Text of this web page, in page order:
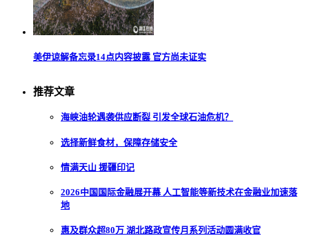
美伊谅解备忘录14点内容披露 官方尚未证实
推荐文章
海峡油轮遇袭供应断裂 引发全球石油危机？
选择新鲜食材，保障存储安全
情满天山 援疆印记
2026中国国际金融展开幕 人工智能等新技术在金融业加速落
地
惠及群众超80万 湖北路政宣传月系列活动圆满收官